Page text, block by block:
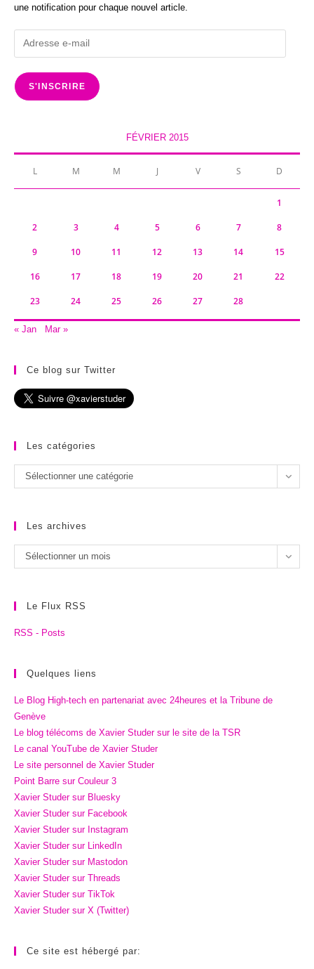
une notification pour chaque nouvel article.
Adresse
e-
mail
S'INSCRIRE
FÉVRIER 2015
L M M J V S D
1
2 3 4 5 6 7 8
9 10 11 12 13 14 15
16 17 18 19 20 21 22
23 24 25 26 27 28
« Jan Mar »
Ce blog sur Twitter
Les catégories
Les
catégories
Sélectionner une catégorie
Les archives
Les
archives
Sélectionner un mois
Le Flux RSS
RSS - Posts
Quelques liens
Le Blog High-tech en partenariat avec 24heures et la Tribune de
Genève
Le blog télécoms de Xavier Studer sur le site de la TSR
Le canal YouTube de Xavier Studer
Le site personnel de Xavier Studer
Point Barre sur Couleur 3
Xavier Studer sur Bluesky
Xavier Studer sur Facebook
Xavier Studer sur Instagram
Xavier Studer sur LinkedIn
Xavier Studer sur Mastodon
Xavier Studer sur Threads
Xavier Studer sur TikTok
Xavier Studer sur X (Twitter)
Ce site est hébergé par: